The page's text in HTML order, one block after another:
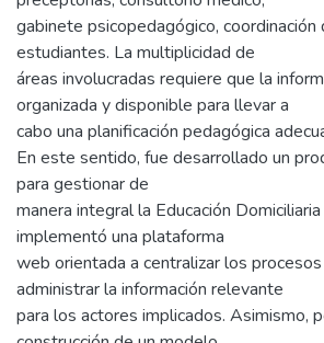
gabinete psicopedagógico,
estudiantes. La multiplicidad de
áreas involucradas requiere que la
organizada y disponible para llevar a
cabo una planificación pedagógica
En este sentido, fue desarrollado un
para gestionar de
manera integral la Educación
implementó una plataforma
web orientada a centralizar los
administrar la información relevante
para los actores implicados. Asimismo,